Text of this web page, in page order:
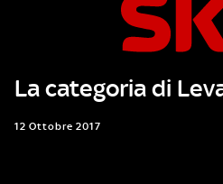
Cos’altro vedere:
PROGRAMMI SKY
SKY.IT
La categoria di
12 Ottobre 2017